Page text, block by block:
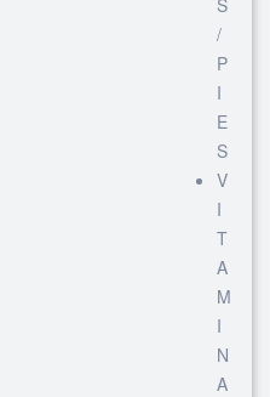
S
/
P
I
E
S
V
I
T
A
M
I
N
A